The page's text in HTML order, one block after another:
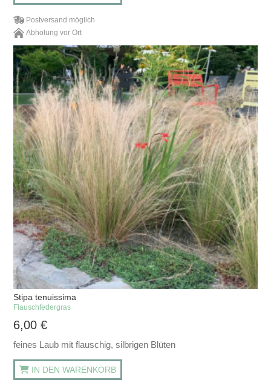
Postversand möglich
Abholung vor Ort
Stipa tenuissima
Flauschfedergras
6,00€
feines Laub mit flauschig, silbrigen Blüten
IN DEN WARENKORB